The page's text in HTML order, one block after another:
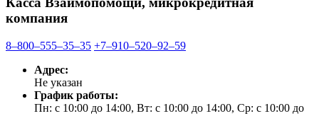
компания
8‒800‒555‒35‒35 +7‒910‒520‒92‒59
Адрес:
Не указан
График работы:
Пн: с 10:00 до 14:00, Вт: с 10:00 до 14:00, Ср: с 10:00 до